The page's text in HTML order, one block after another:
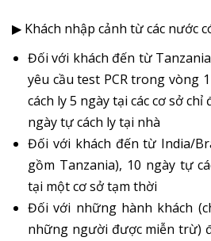
▶ Khách nhập cảnh từ các nước
Đối với khách đến từ
yêu cầu test PCR trong vòng
cách ly 5 ngày tại các cơ sở
ngày tự cách ly tại nhà
Đối với khách đến từ India/
gồm Tanzania), 10 ngày tự
tại một cơ sở tạm thời
Đối với những hành khách
những người được miễn trừ)